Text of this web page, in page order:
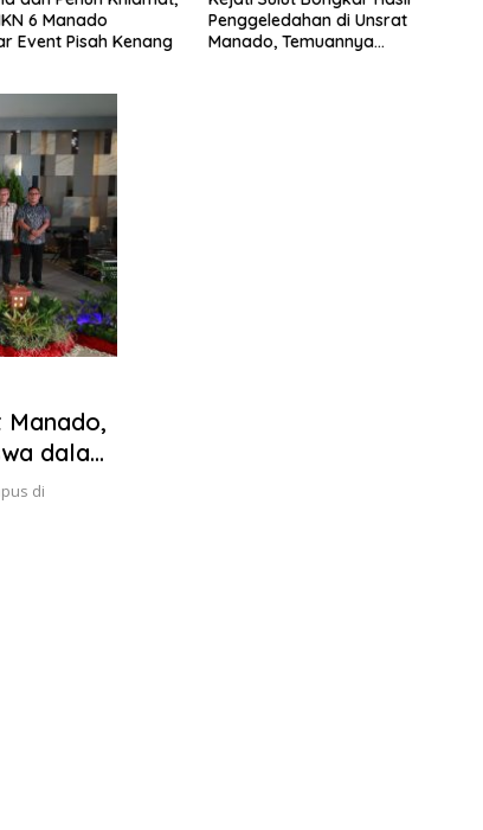
di Unsrat
Penggeledahan di Kantor
Unsrat Manado
Manado,
dalam
di